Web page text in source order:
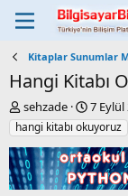
Kitaplar Sunumlar
Hangi Kitabı
K
o
n
b
u
y
sehzade
B
a
ş
l
a
n
7 Eylül
hangi kitabı okuyoruz